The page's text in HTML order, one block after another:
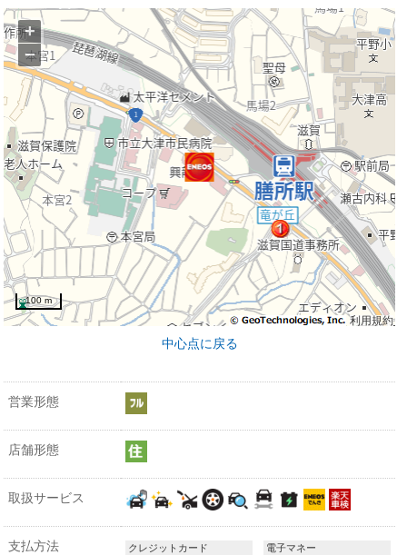
利用規約
+
−
100 m
中心点に戻る
営業形態
店舗形態
取扱サービス
支払方法 クレジットカード 電子マネー